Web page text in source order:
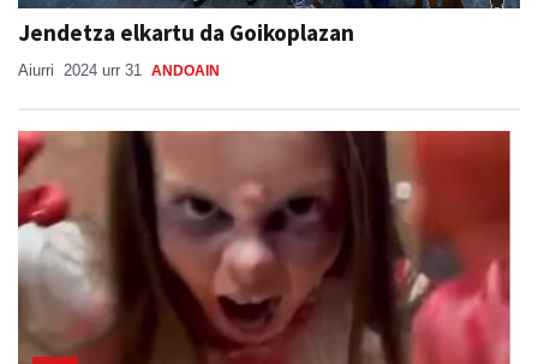
Jendetza elkartu da Goikoplazan
Aiurri 2024 urr 31 ANDOAIN